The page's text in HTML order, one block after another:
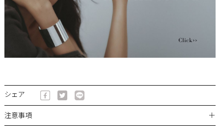
シェア
注意事項 ＋